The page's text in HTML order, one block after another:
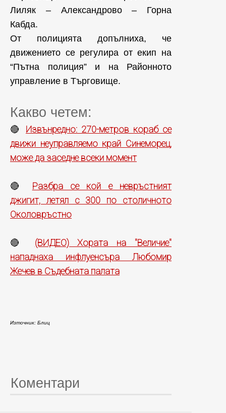
Лиляк – Александрово – Горна
Кабда.
От полицията допълниха, че
движението се регулира от екип на
“Пътна полиция” и на Районното
управление в Търговище.
Какво четем:
🔴 Извънредно: 270-метров кораб се
движи неуправляемо край Синеморец,
може да заседне всеки момент
🔴 Разбра се кой е невръстният
джигит, летял с 300 по столичното
Околовръстно
🔴 (ВИДЕО) Хората на "Величие"
нападнаха инфлуенсъра Любомир
Жечев в Съдебната палата
Източник: Блиц
Коментари